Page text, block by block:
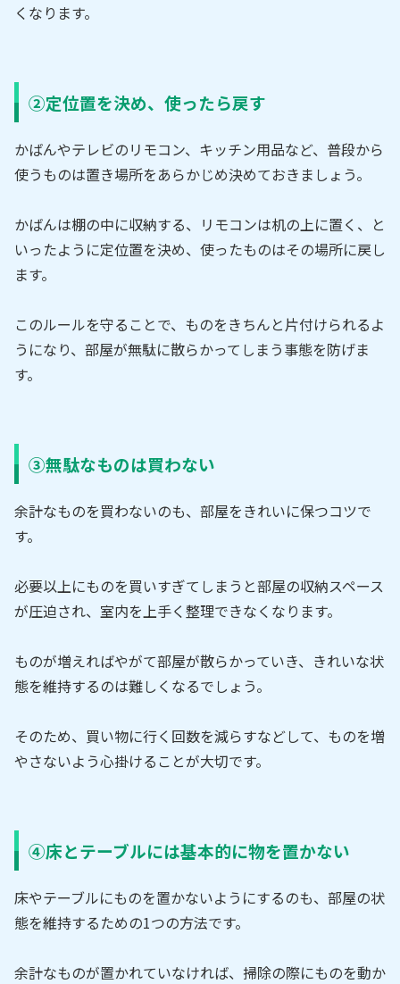
くなります。
②定位置を決め、使ったら戻す
かばんやテレビのリモコン、キッチン用品など、普段から
使うものは置き場所をあらかじめ決めておきましょう。
かばんは棚の中に収納する、リモコンは机の上に置く、と
いったように定位置を決め、使ったものはその場所に戻し
ます。
このルールを守ることで、ものをきちんと片付けられるよ
うになり、部屋が無駄に散らかってしまう事態を防げま
す。
③無駄なものは買わない
余計なものを買わないのも、部屋をきれいに保つコツで
す。
必要以上にものを買いすぎてしまうと部屋の収納スペース
が圧迫され、室内を上手く整理できなくなります。
ものが増えればやがて部屋が散らかっていき、きれいな状
態を維持するのは難しくなるでしょう。
そのため、買い物に行く回数を減らすなどして、ものを増
やさないよう心掛けることが大切です。
④床とテーブルには基本的に物を置かない
床やテーブルにものを置かないようにするのも、部屋の状
態を維持するための1つの方法です。
余計なものが置かれていなければ、掃除の際にものを動か